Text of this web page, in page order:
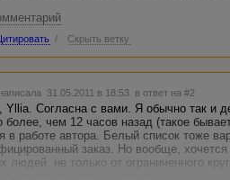
мне, в БС добавлю, и
видела кто плохо работает, кто то
потом спамить и ссылки
в работе скидывает главный урл
дурака вообщем действуют, таких
/ Скрыть ветку
написала 31.05.2011 в 18:53 в ответ на #2
Yllia. Согласна с вами. Я обычно так и
более, чем 12 часов назад (такое
в работе автора. Белый список тоже
заказ. Но вообще,
людей, не только от ограниченного